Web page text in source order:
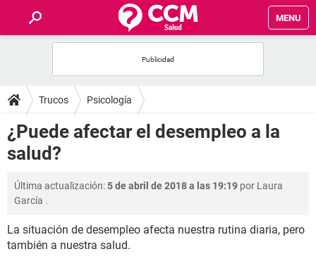
MENU
FOROS
SALUD
FAMILIA
NUTRICIÓN
BIENESTAR
Trucos Psicología
¿Puede afectar el desempleo a la
salud?
Última actualización:5 de abril de 2018 a las 19:19 por Laura
García .
La situación de desempleo afecta nuestra rutina diaria, pero
también a nuestra salud.